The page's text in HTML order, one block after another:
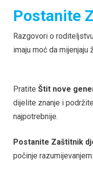
Postanite
Razgovori o
imaju moć da mijenjaju
Pratite Štit nove
dijelite znanje i
najpotrebnije.
Postanite Zaštitnik
počinje